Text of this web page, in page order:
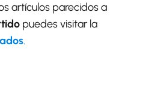
artículos parecidos a
puedes visitar la
.